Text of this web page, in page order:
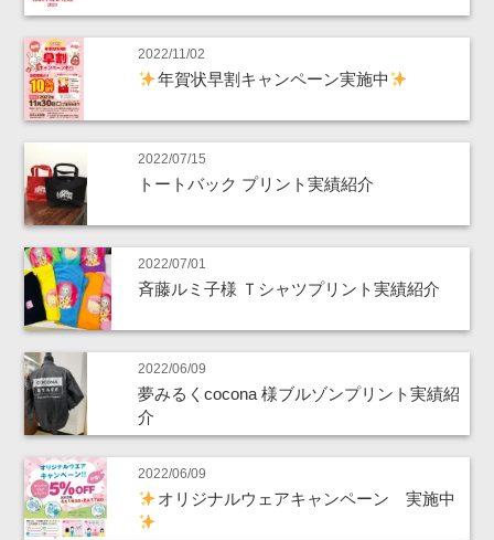
2022/11/02
年賀状早割キャンペーン実施中
2022/07/15
トートバック プリント実績紹介
2022/07/01
斉藤ルミ子様 Ｔシャツプリント実績紹介
2022/06/09
夢みるくcocona 様ブルゾンプリント実績紹
介
2022/06/09
オリジナルウェアキャンペーン 実施中